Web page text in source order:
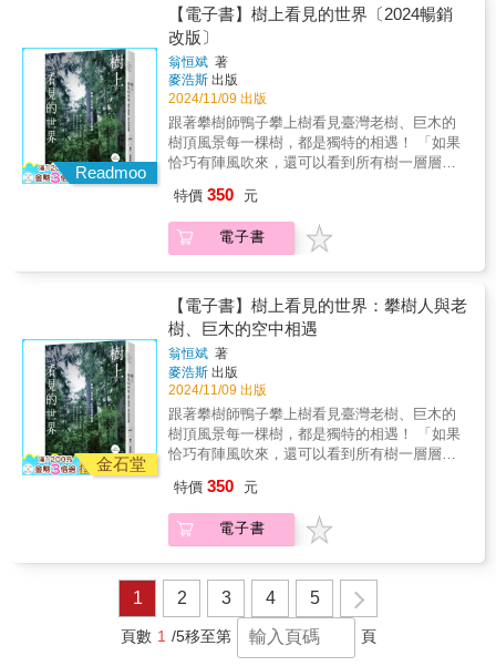
Yggdrasil世界樹、阿拉伯WaqWaq雌雄一體
樹，象徵不同宇宙觀——史詩英雄吉爾伽美什
以詭計馴化守護黎巴嫩雪松林的巨靈，森林自
此喪失野性與魔力——俄羅斯民間傳說中最原
始的女巫師雅加婆婆，是自然森林、自然女神
的隱喻化身——美洲原住民與森林神靈、林中
動植物進行能量交換儀式，年輕人進入森林探
索「靈視」——森林中的土壤、植群、河流、
間的張力， 森林，是屬於詩歌和詩學的空
間⋯⋯作者與自然共情，穿梭於神話、文學、
民間傳說、童話故事、煉金術乃至當代心理
學、藝術中的森林場景。森林象徵了心靈與物
自然與精神世界的交會。★關於森林的每一個
概念 都是一種宇宙論然而，隨著近代人類中心
主義的發展，自然與森林的靈性被「去魅」；
緊隨其後的理性與工具技術至上，人類成為森
林傲慢的統治者，短短幾百年間便引發生態失
衡的危機：——經濟林業以大規模單一化栽種
取代天然混合林，摧毀動植物棲地與植群的有
機生態——無節制的砍伐與開發原始林，造成
不可逆的物種多樣性流失——風暴、乾旱、林
火、溫度升高等與氣候變遷相關的生態災難愈
加頻繁——如何恢復大自然自我調節、自我更
新的能力，將是人類世面臨的最大挑戰本書後
半部在盤點危險與問題的同時，也積極引入生
態學觀點，提醒我們向森林與「母樹」滋養跨
物種的智慧學習。森林不只是詩意與美感的表
徵，更是人類可以加入的共同體，人與森林重
建靈性關係，是讓各種生命型態共同繁榮的契
機。正如作者在書中引用人類第一首史詩《吉
爾伽美什》的隱喻：失去守護靈的森林，也將
學家之路的起點，本次旅程也將從這裡出發。
索羅古德將會帶領我們，徒手爬上英國與愛爾
蘭的濱海絕壁，在崖頂和列當共享落日餘暉；
走進南非多肉植物生態區，一睹你絕不會認為
長得像植物的鞭寄生；開車擠過地中海小島的
窄巷，顫抖著四肢爬下山谷，沐浴在一整片
「龍的氣息」；勇闖中東沙漠河谷，走過荷槍
實彈的邊境，尋找未被定名的肉蓯蓉，也許它
是全球土地退化問題的解答；航向加納利群
島，在島上田野間的空地，和當地居民一起種
跨整個日本，走遍高山、雨林、沼澤、火山，
蒐集罕見植物標本，但也別忘了一訪水橋橋
祭、和居酒屋老闆娘乾杯。走過千山萬水後，
——索羅古德自年少時就無數次幻想能一親芳
澤的夢中之花，那裡既是終點，也是一切的起
點：原來他的每一次出發，都是為了回家、然
後再出發——而他仍是當年那個熱愛植物的少
年。本書沒有生硬的植物學知識，只有作者索
羅古德為了植物多次命懸一線的刺激冒險、逼
真到簡直躍然紙上的精巧插圖、細膩多情又富
有想像力的生動文字，以及最重要的——對植
有植物愛好者、獻給所有和索羅古德一樣，會
有著其他愛好的你——你將能從本書，看見那
個全心喜愛某樣事物的、閃閃發亮的自己。
Readmoo
【電子書】樹上看見的世界〔2024暢銷
改版〕
翁恒斌 著
麥浩斯 出版
2024/11/09 出版
跟著攀樹師鴨子攀上樹看見臺灣老樹、巨木的
樹頂風景每一棵樹，都是獨特的相遇！ 「如果
恰巧有陣風吹來，還可以看到所有樹一層層地
就跟著樹一起搖曳。在那個瞬間我沒有絲毫擔
心或害怕，只覺得自己跟整座森林有一樣的頻
率。」攀上大樹，飽覽底下森林的樹冠，在層
鴨子，經常要攀上樹，遊走枝葉之間，為樹木
修剪、健檢，或是採集、調查住在樹上的珍貴
蕨類、蘭花等附生植物，至今已攀過幾百棵
樹，每一棵樹都如同故友，又像是啟發智慧的
長者。從樹底攀到樹梢，就是重新認識一棵樹
與世界的旅程。從臺灣的老樹，到參天巨木，
甚至飛往日本北海道踏雪尋樹，每一次的相
遇，樹木都對他訴說著不同的故事。曾驚嘆春
時青翠的嫩芽、夏日蓊鬱的綠葉、秋節纍纍的
毬果、冬藏冷冽的雪霰；也曾站在土石流大地
高度的興奮與成就感。但是最後，總是會停歇
在幾十公尺的樹梢，站在這巨大生命的肩膀，
與寬廣的天地共振，對這棵容納自己的大樹，
油然生起敬意與感謝。「樹木是活的，在攀樹
的過程裡，我明確感受到樹的生命力，與大自
然的貼近。」鴨子將分享他在從事樹木修剪與
保育的工作中，與十餘棵臺灣老樹、神木的相
遇，在攀樹過程中所見到的樹頂住客、風景，
特價 350 元
電子書
金石堂
【電子書】樹上看見的世界：攀樹人與老
樹、巨木的空中相遇
翁恒斌 著
麥浩斯 出版
2024/11/09 出版
跟著攀樹師鴨子攀上樹看見臺灣老樹、巨木的
樹頂風景每一棵樹，都是獨特的相遇！ 「如果
恰巧有陣風吹來，還可以看到所有樹一層層地
就跟著樹一起搖曳。在那個瞬間我沒有絲毫擔
心或害怕，只覺得自己跟整座森林有一樣的頻
率。」攀上大樹，飽覽底下森林的樹冠，在層
鴨子，經常要攀上樹，遊走枝葉之間，為樹木
修剪、健檢，或是採集、調查住在樹上的珍貴
蕨類、蘭花等附生植物，至今已攀過幾百棵
樹，每一棵樹都如同故友，又像是啟發智慧的
特價 350 元
電子書
1 2 3 4 5
頁數 1 /5移至第 頁